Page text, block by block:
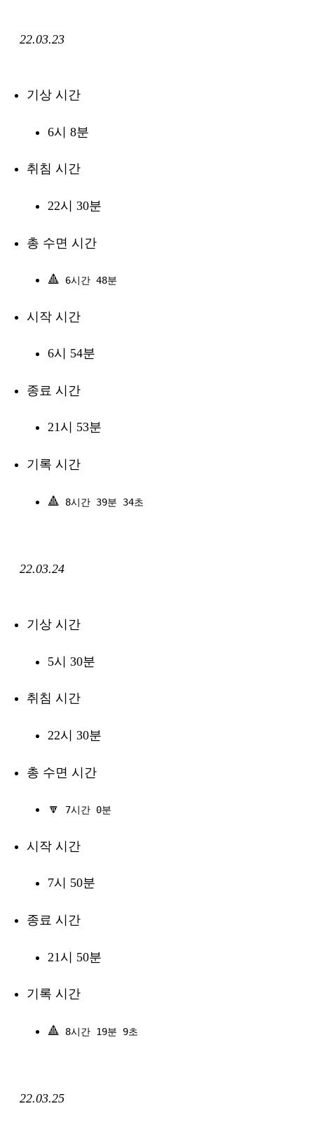
22.03.23
기상 시간
6시 8분
취침 시간
22시 30분
총 수면 시간
🔺 6시간 48분
시작 시간
6시 54분
종료 시간
21시 53분
기록 시간
🔺 8시간 39분 34초
22.03.24
기상 시간
5시 30분
취침 시간
22시 30분
총 수면 시간
🔽 7시간 0분
시작 시간
7시 50분
종료 시간
21시 50분
기록 시간
🔺 8시간 19분 9초
22.03.25